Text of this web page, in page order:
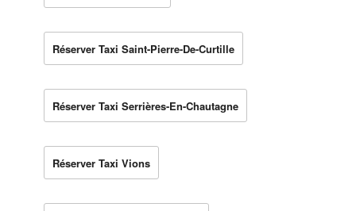
Réserver Taxi Saint-Pierre-De-Curtille
Réserver Taxi Serrières-En-Chautagne
Réserver Taxi Vions